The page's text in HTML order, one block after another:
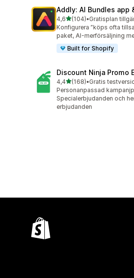
Addly: AI Bundles app
4,6av 5 stjärnor
(104)
104 recensioner totalt
•Gratisplan
Konfigurera ”köps ofta
paket, AI-merförsäljning
Built for Shopify
Discount Ninja Promo
4,4av 5 stjärnor
(168)
168 recensioner totalt
•
Personanpassad
Specialerbjudanden och
erbjudanden